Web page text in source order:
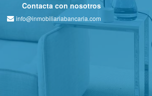
Contacta con nosotros
info@inmobiliariabancaria.com